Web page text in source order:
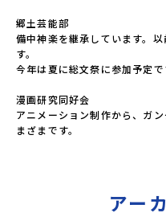
郷土芸能部
備中神楽を継承しています。
す。
今年は夏に総文祭に参加予定で
漫画研究同好会
アニメーション制作から、ガ
まざまです。
アー